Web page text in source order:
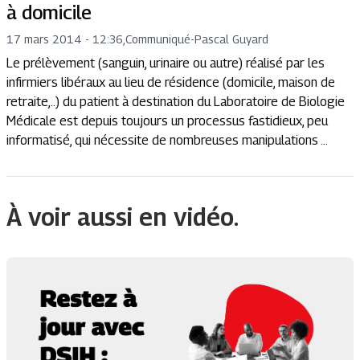
à domicile
17 mars 2014 - 12:36 Communiqué-Pascal Guyard
Le prélèvement (sanguin, urinaire ou autre) réalisé par les
infirmiers libéraux au lieu de résidence (domicile, maison de
retraite,..) du patient à destination du Laboratoire de Biologie
Médicale est depuis toujours un processus fastidieux, peu
informatisé, qui nécessite de nombreuses manipulations ...
À voir aussi en vidéo.